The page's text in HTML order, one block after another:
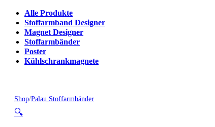
Alle Produkte
Stoffarmband Designer
Magnet Designer
Stoffarmbänder
Poster
Kühlschrankmagnete
Shop/Palau Stoffarmbänder
🔍